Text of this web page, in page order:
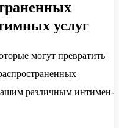
услуг
могут превратить
различным интимен-